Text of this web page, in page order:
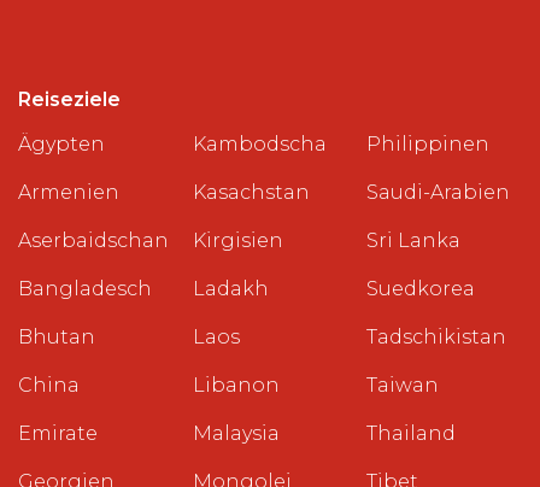
Reiseziele
Ägypten
Armenien
Aserbaidschan
Bangladesch
Bhutan
China
Emirate
Georgien
Kambodscha
Kasachstan
Kirgisien
Ladakh
Laos
Libanon
Malaysia
Mongolei
Philippinen
Saudi-Arabien
Sri Lanka
Suedkorea
Tadschikistan
Taiwan
Thailand
Tibet